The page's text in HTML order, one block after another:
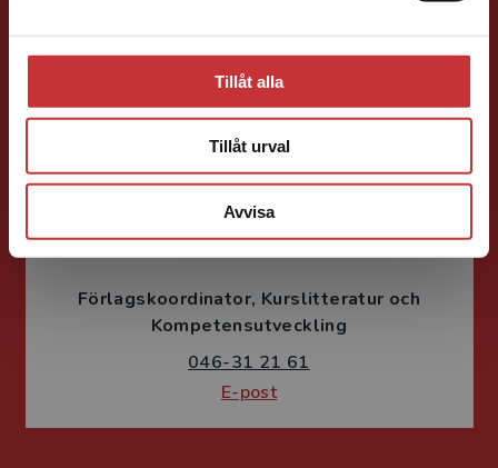
Tillåt alla
Tillåt urval
Avvisa
E-post
Susanne Borg-Törn
Förlagskoordinator Kurslitteratur och
Kompetensutveckling
046-31 21 61
E-post